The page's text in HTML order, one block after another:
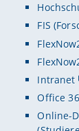
FIS
Intranet
Office
Online-